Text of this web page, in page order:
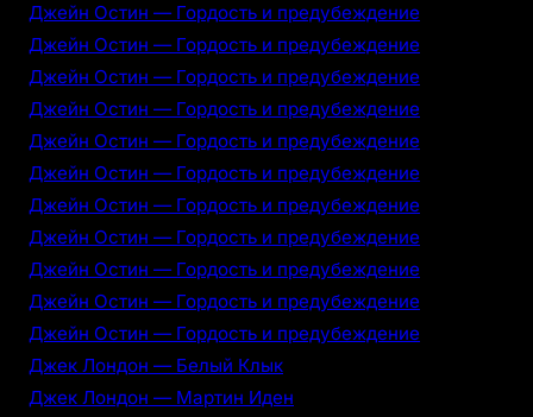
Джейн Остин — Гордость и предубеждение
Джейн Остин — Гордость и предубеждение
Джейн Остин — Гордость и предубеждение
Джейн Остин — Гордость и предубеждение
Джейн Остин — Гордость и предубеждение
Джейн Остин — Гордость и предубеждение
Джейн Остин — Гордость и предубеждение
Джейн Остин — Гордость и предубеждение
Джейн Остин — Гордость и предубеждение
Джейн Остин — Гордость и предубеждение
Джейн Остин — Гордость и предубеждение
Джек Лондон — Белый Клык
Джек Лондон — Мартин Иден